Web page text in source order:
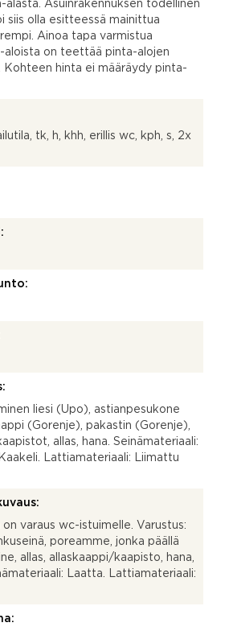
alasta. Asuinrakennuksen todellinen
siis olla esitteessä mainittua
Ainoa tapa varmistua
aloista on teettää pinta-alojen
Kohteen hinta ei määräydy pinta-
tk, h, khh, erillis wc, kph, s, 2x
liesi (Upo), astianpesukone
(Gorenje), pakastin (Gorenje),
allas, hana. Seinämateriaali:
Lattiamateriaali: Liimattu
on varaus wc-istuimelle. Varustus:
poreamme, jonka päällä
allas, allaskaappi/kaapisto, hana,
Laatta. Lattiamateriaali: